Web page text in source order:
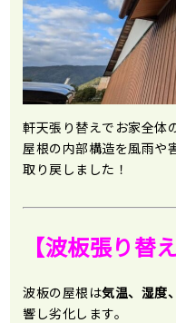
軒天張り替えでお家全体
屋根の内部構造を風雨や
取り戻しました！
【波板張り替え
波板の屋根は気温、湿度
響し劣化します。